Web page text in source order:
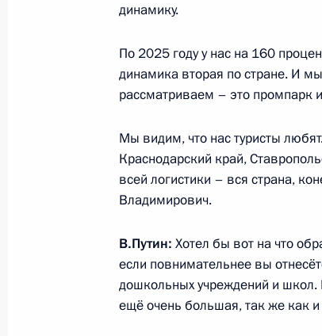
Встреча с Первым
12 января 2026 года, 13:10 Москва,
Поздравление по случаю Дня
12 января 2026 года, 00:00
7 января, среда
Поздравление с Рождеством
7 января 2026 года, 01:00
динамику.
По 2025 году у нас на 160
динамика вторая по стране. И
рассматриваем – это промпарк
Мы видим, что нас туристы
Краснодарский край,
всей логистики – вся страна,
Владимирович.
В.Путин: Хотел бы вот на что
если повнимательнее вы
дошкольных учреждений и школ.
ещё очень большая, так же как